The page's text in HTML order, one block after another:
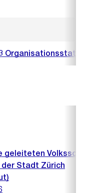
Organisationsstatut
geleiteten
der Stadt Zürich